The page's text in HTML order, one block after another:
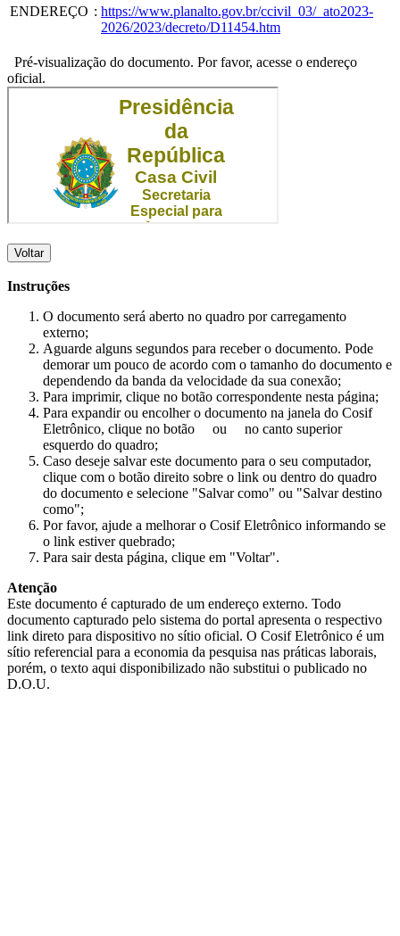
ENDEREÇO : https://www.planalto.gov.br/ccivil_03/_ato2023-
2026/2023/decreto/D11454.htm
Pré-visualização do documento. Por favor, acesse o endereço
oficial.
Voltar
Instruções
O documento será aberto no quadro por carregamento
externo;
Aguarde alguns segundos para receber o documento. Pode
demorar um pouco de acordo com o tamanho do documento e
dependendo da banda da velocidade da sua conexão;
Para imprimir, clique no botão correspondente nesta página;
Para expandir ou encolher o documento na janela do Cosif
Eletrônico, clique no botão
ou
no canto superior
esquerdo do quadro;
Caso deseje salvar este documento para o seu computador,
clique com o botão direito sobre o link ou dentro do quadro
do documento e selecione "Salvar como" ou "Salvar destino
como";
Por favor, ajude a melhorar o Cosif Eletrônico informando se
o link estiver quebrado;
Para sair desta página, clique em "Voltar".
Atenção
Este documento é capturado de um endereço externo. Todo
documento capturado pelo sistema do portal apresenta o respectivo
link direto para dispositivo no sítio oficial. O Cosif Eletrônico é um
sítio referencial para a economia da pesquisa nas práticas laborais,
porém, o texto aqui disponibilizado não substitui o publicado no
D.O.U.